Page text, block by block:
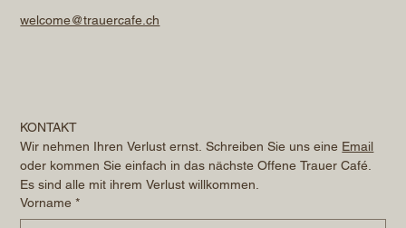
welcome@trauercafe.ch
KONTAKT
Wir nehmen Ihren Verlust ernst. Schreiben Sie uns eine Email
oder kommen Sie einfach in das nächste Offene Trauer Café.
Es sind alle mit ihrem Verlust willkommen.
Vorname *